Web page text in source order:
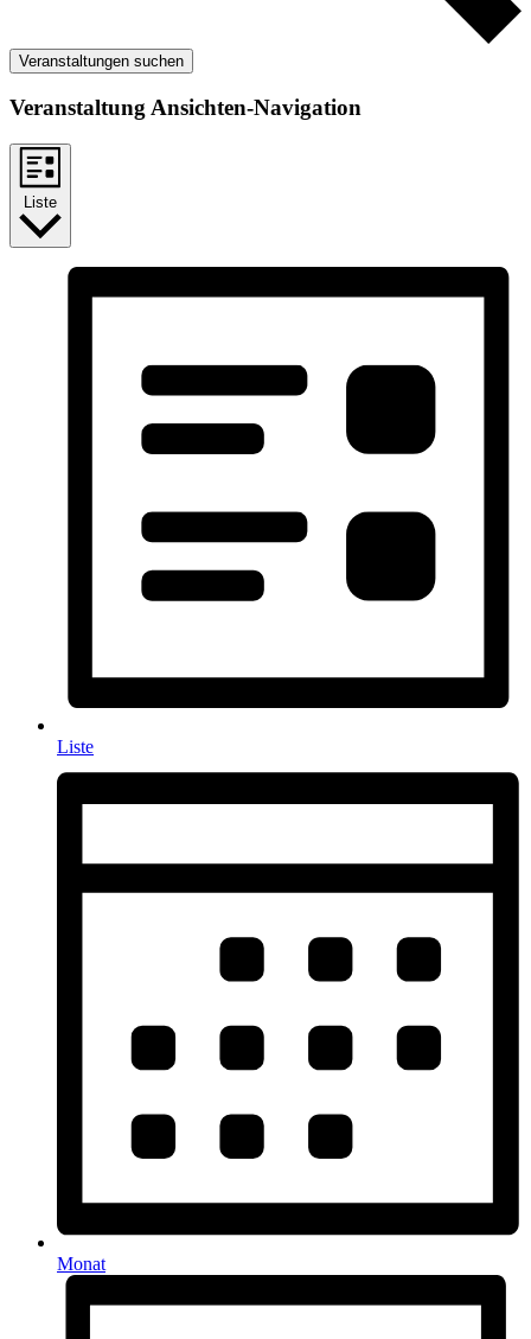
Veranstaltungen suchen
Veranstaltung Ansichten-Navigation
Liste
Liste
Monat